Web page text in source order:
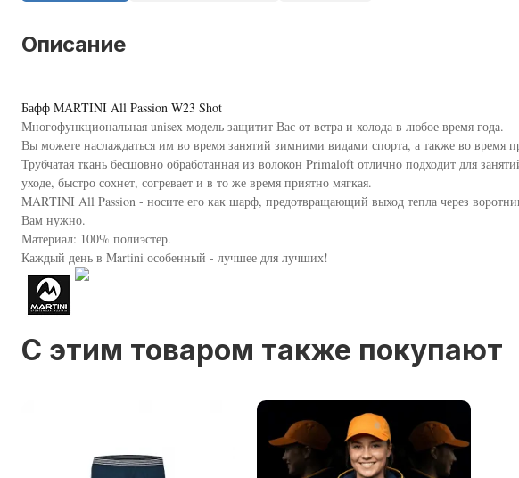
Описание
Бафф MARTINI All Passion W23 Shot
Многофункциональная unisex модель защитит Вас от ветра и холода в любое время года.
Вы можете наслаждаться им во время занятий зимними видами спорта, а также во время
Трубчатая ткань бесшовно обработанная из волокон Primaloft отлично подходит для
уходе, быстро сохнет, согревает и в то же время приятно мягкая.
MARTINI All Passion - носите его как шарф, предотвращающий выход тепла через
Вам нужно.
Материал: 100% полиэстер.
Каждый день в Martini особенный - лучшее для лучших!
C этим товаром также покупают